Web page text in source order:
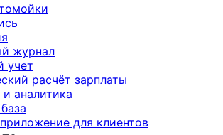
журнал
учет
расчёт зарплаты
аналитика
для клиентов